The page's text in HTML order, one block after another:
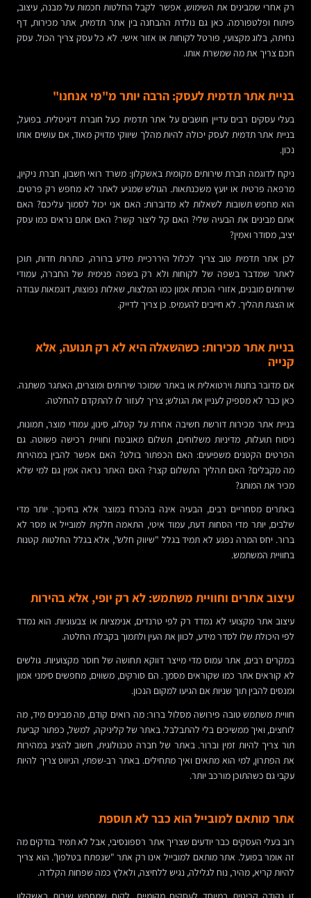
רק אחרי שמבינים את השימוש, אפשר לקבל החלטות חכמות על מבנה, עיצוב,
פיתוח ופלטפורמה. כאן גם נולדת ההבחנה בין אתר תדמית, אתר מכירות, דף
נחיתה, בלוג מקצועי, פורטל לקוחות או אזור אישי. לא כל עסק צריך הכול. עסק
חכם צריך את מה שמשרת אותו.
בניית אתר תדמית לעסק: הרבה יותר מ"מי אנחנו"
בעלי עסקים רבים עדיין חושבים על אתר תדמית כעל חוברת דיגיטלית. בפועל,
בניית אתר תדמית לעסק יכולה להיות מהלך שיווקי מדויק מאוד, אם עושים אותו
נכון.
ניקח לדוגמה חברת שירותים מקומית באשקלון: משרד רואי חשבון, חברת ניקיון,
מרפאה פרטית או יועץ משכנתאות. הגולש שמגיע לאתר לא מחפש רק פרטים.
הוא מחפש תשובות לשאלות לא מדוברות: האם אני יכול לסמוך עליכם? האם
אתם מבינים את הבעיה שלי? האם קל ליצור קשר? האם אתם נראים כמו עסק
יציב, מסודר ואמין?
לכן אתר תדמית טוב צריך לכלול היררכיית מידע ברורה, כותרות חדות, תוכן
לאתר שמדבר בשפה של לקוחות ולא רק בשפה פנימית של החברה, עמודי
שירותים מובנים, אזורי הוכחת אמון כמו המלצות, שאלות נפוצות, דוגמאות עבודה
או הצגת תהליך. לא חייבים להעמיס. כן צריך לדייק.
בניית אתר מכירות: כשהשאלה היא לא רק תנועה, אלא
קנייה
אם מדובר בחנות וירטואלית או באתר שמוכר שירותים ומוצרים, האתגר משתנה.
כאן כבר לא מספיק לעניין את הגולש; צריך לעזור לו להתקדם להחלטה.
בניית אתר מכירות דורשת חשיבה אחרת על קטלוג, סינון, עמודי מוצר, תמונות,
ניסוח תועלות, מדיניות משלוחים, תשלום מאובטח וחוויית רכישה פשוטה. גם
הפרטים הקטנים משפיעים: האם הכפתור בולט? האם אפשר להבין במהירות
מה מקבלים? האם תהליך התשלום קצר? האם האתר נראה אמין גם למי שלא
מכיר את המותג?
באתרים מסחריים רבים, הבעיה אינה בהכרח במוצר אלא בחיכוך. יותר מדי
שלבים, יותר מדי הסחות דעת, עמוד איטי, התאמה חלקית למובייל או מסר לא
ברור. יחס המרה נפגע לא תמיד בגלל "שיווק חלש", אלא בגלל החלטות קטנות
בחוויית המשתמש.
עיצוב אתרים וחוויית משתמש: לא רק יופי, אלא בהירות
עיצוב אתר מקצועי לא נמדד רק לפי טרנדים, אנימציות או צבעוניות. הוא נמדד
לפי היכולת שלו לסדר מידע, לכוון את העין ולתמוך בקבלת החלטה.
במקרים רבים, אתר עמוס מדי מייצר דווקא תחושה של חוסר מקצועיות. גולשים
לא קוראים אתר כמו שקוראים מסמך. הם סורקים, משווים, מחפשים סימני אמון
ומנסים להבין תוך שניות אם הגיעו למקום הנכון.
חוויית משתמש טובה פירושה מסלול ברור: מה רואים קודם, מה מבינים מיד, מה
לוחצים, ואיך ממשיכים בלי להתבלבל. באתר של קליניקה, למשל, כפתור קביעת
תור צריך להיות זמין וברור. באתר של חברה טכנולוגית, חשוב להציג במהירות
את הפתרון, למי הוא מתאים ואיך מתחילים. באתר רב-שפתי, הניווט צריך להיות
עקבי גם כשהתוכן מורכב יותר.
אתר מותאם למובייל הוא כבר לא תוספת
רוב בעלי העסקים כבר יודעים שצריך אתר רספונסיבי, אבל לא תמיד בודקים מה
זה אומר בפועל. אתר מותאם למובייל אינו רק אתר "שנפתח בטלפון". הוא צריך
להיות קריא, מהיר, נוח לגלילה, נגיש ללחיצה, ולאלץ כמה שפחות הקלדה.